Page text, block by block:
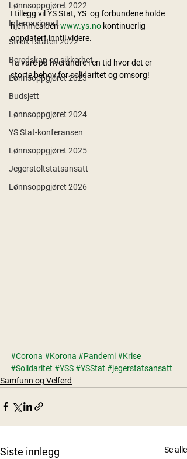
Lønnsoppgjøret 2022
Internasjonalt
Streik i staten 2022
Beredskap og sikkerhet
Lønnsoppgjøret 2023
Budsjett
Lønnsoppgjøret 2024
YS Stat-konferansen
Lønnsoppgjøret 2025
Jegerstoltstatsansatt
Lønnsoppgjøret 2026
I tillegg vil YS Stat, YS  og forbundene holde
hjemmesiden www.ys.no kontinuerlig
oppdatert inntil videre.
Ta vare på hverandre i en tid hvor det er
storte behov for solidaritet og omsorg!
#Corona #Korona #Pandemi#Krise
#Solidaritet #YSS#YSStat #jegerstatsansatt
Samfunn og Velferd
Siste innlegg Se alle